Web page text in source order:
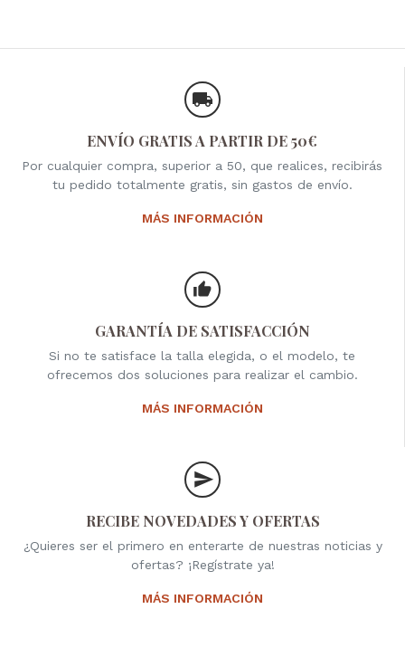
ENVÍO GRATIS A PARTIR DE 50€
Por cualquier compra, superior a 50, que realices, recibirás
tu pedido totalmente gratis, sin gastos de envío.
MÁS INFORMACIÓN
GARANTÍA DE SATISFACCIÓN
Si no te satisface la talla elegida, o el modelo, te
ofrecemos dos soluciones para realizar el cambio.
MÁS INFORMACIÓN
RECIBE NOVEDADES Y OFERTAS
¿Quieres ser el primero en enterarte de nuestras noticias y
ofertas? ¡Regístrate ya!
MÁS INFORMACIÓN